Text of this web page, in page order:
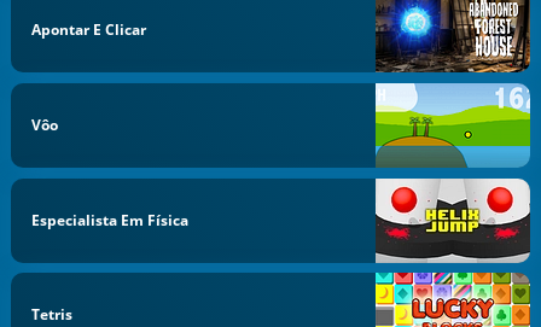
Apontar E Clicar
Vôo
Especialista Em Física
Tetris